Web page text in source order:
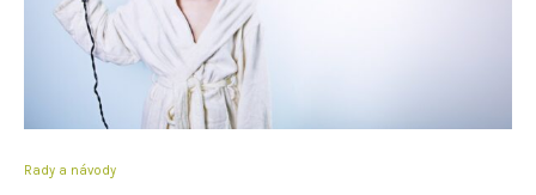
Rady a návody